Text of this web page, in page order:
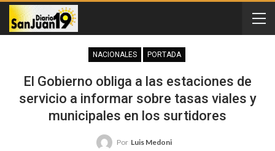
NACIONALES PORTADA
El Gobierno obliga a las estaciones de
servicio a informar sobre tasas viales y
municipales en los surtidores
Por Luis Medoni